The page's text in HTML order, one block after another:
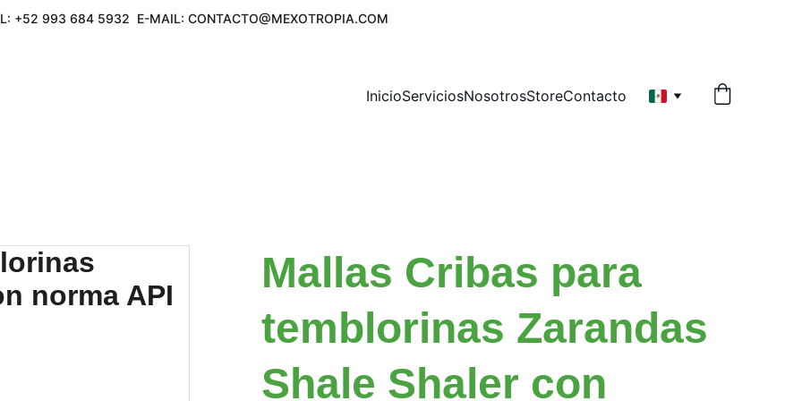
+52 993 684 5932  E-MAIL: CONTACTO@MEXOTROPIA.COM
InicioServiciosNosotrosStoreContacto
Mallas Cribas para
temblorinas Zarandas
Shale Shaler con